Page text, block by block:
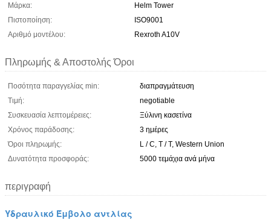
Μάρκα:
Helm Tower
Πιστοποίηση:
ISO9001
Αριθμό μοντέλου:
Rexroth A10V
Πληρωμής & Αποστολής Όροι
Ποσότητα παραγγελίας min:
διαπραγμάτευση
Τιμή:
negotiable
Συσκευασία λεπτομέρειες:
Ξύλινη κασετίνα
Χρόνος παράδοσης:
3 ημέρες
Όροι πληρωμής:
L / C, T / T, Western Union
Δυνατότητα προσφοράς:
5000 τεμάχια ανά μήνα
περιγραφή
Υδραυλικό Έμβολο αντλίας